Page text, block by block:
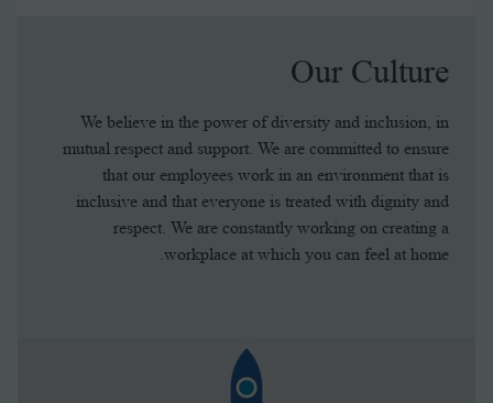
Our Culture
We believe in the power of diversity and inclusion, in
mutual respect and support. We are committed to ensure
that our employees work in an environment that is
inclusive and that everyone is treated with dignity and
respect. We are constantly working on creating a
workplace at which you can feel at home.